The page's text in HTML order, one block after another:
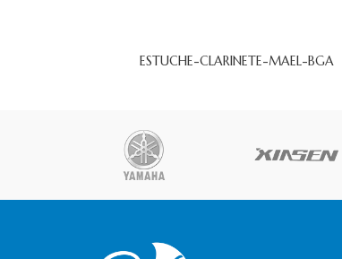
ESTUCHE-CLARINETE-MAEL-BGA